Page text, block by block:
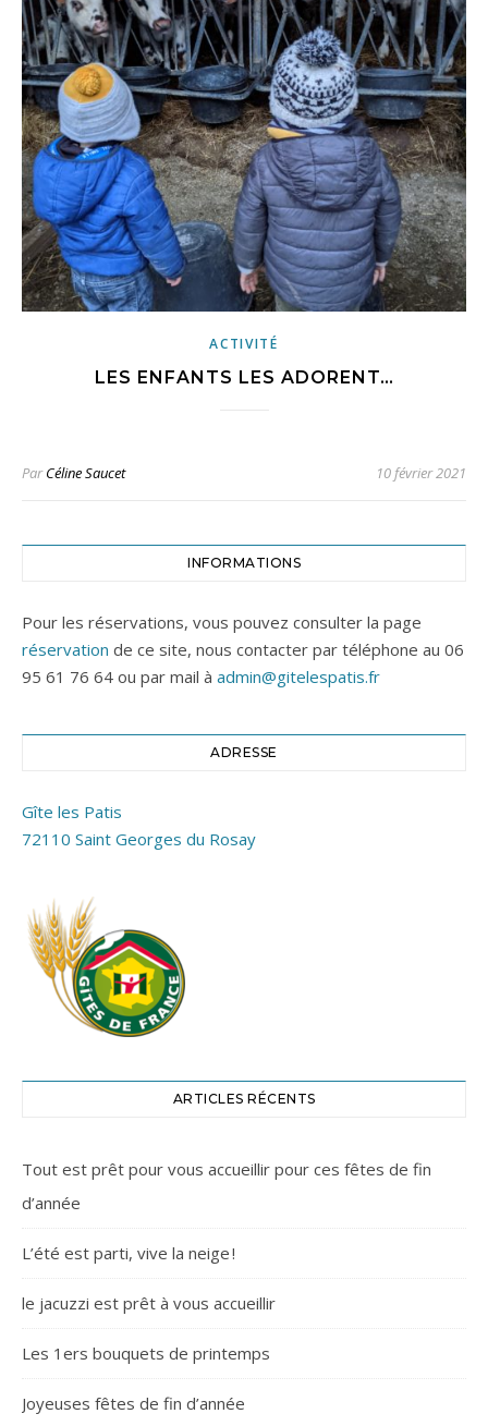
ACTIVITÉ
LES ENFANTS LES ADORENT…
ParCéline Saucet 10 février 2021
INFORMATIONS
Pour les réservations, vous pouvez consulter la page
réservation de ce site, nous contacter par téléphone au 06
95 61 76 64 ou par mail à admin@gitelespatis.fr
ADRESSE
Gîte les Patis
72110 Saint Georges du Rosay
ARTICLES RÉCENTS
Tout est prêt pour vous accueillir pour ces fêtes de fin
d’année
L’été est parti, vive la neige !
le jacuzzi est prêt à vous accueillir
Les 1ers bouquets de printemps
Joyeuses fêtes de fin d’année